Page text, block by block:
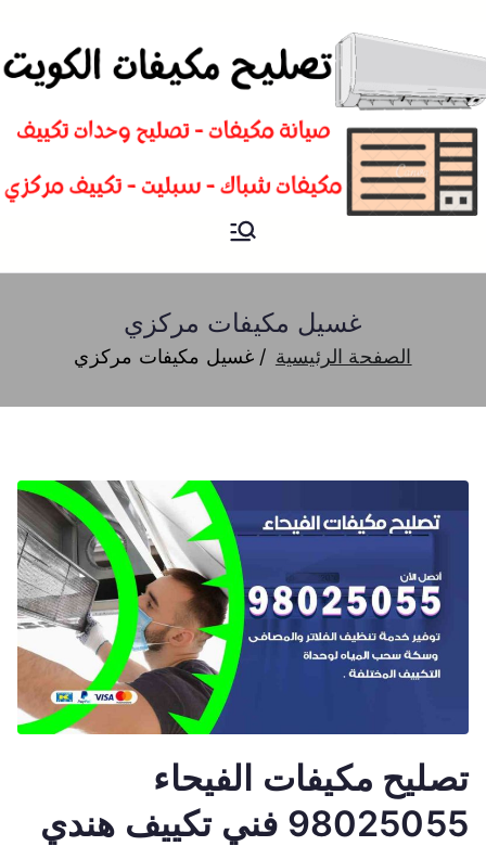
مكيفاتغسيل مكيفات مركزي
الصفحة الرئيسية غسيل مكيفات مركزي
تصليح مكيفات الفيحاء
98025055 فني تكييف هندي